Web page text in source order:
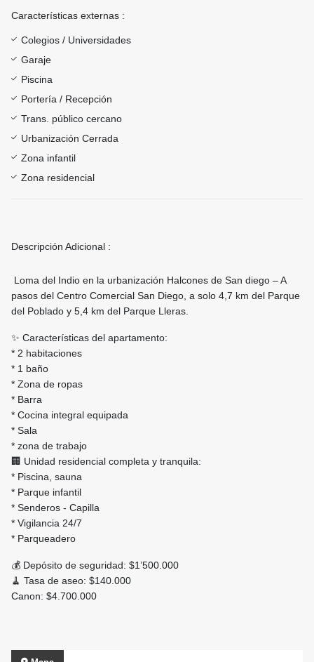
Características externas :
Colegios / Universidades
Garaje
Piscina
Portería / Recepción
Trans. público cercano
Urbanización Cerrada
Zona infantil
Zona residencial
Descripción Adicional :
Loma del Indio en la urbanización Halcones de San diego – A
pasos del Centro Comercial San Diego, a solo 4,7 km del Parque
del Poblado y 5,4 km del Parque Lleras.
✨ Características del apartamento:
* 2 habitaciones
* 1 baño
* Zona de ropas
* Barra
* Cocina integral equipada
* Sala
* zona de trabajo
🏢 Unidad residencial completa y tranquila:
* Piscina, sauna
* Parque infantil
* Senderos - Capilla
* Vigilancia 24/7
* Parqueadero
💰 Depósito de seguridad: $1’500.000
🧹 Tasa de aseo: $140.000
Canon: $4.700.000